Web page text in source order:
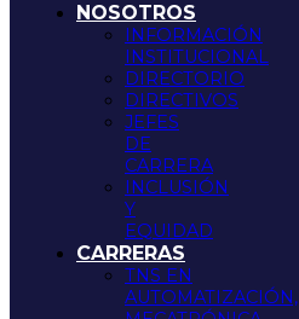
NOSOTROS
INFORMACIÓN
INSTITUCIONAL
DIRECTORIO
DIRECTIVOS
JEFES
DE
CARRERA
INCLUSIÓN
Y
EQUIDAD
CARRERAS
TNS EN
AUTOMATIZACIÓN,